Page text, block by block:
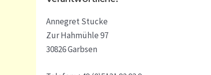
Annegret Stucke
Zur Hahmühle 97
30826 Garbsen